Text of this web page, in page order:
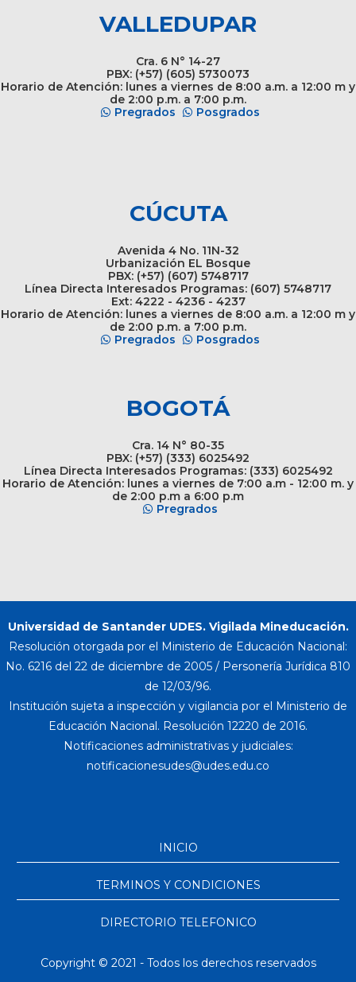
VALLEDUPAR
Cra. 6 N° 14-27
PBX: (+57) (605) 5730073
Horario de Atención: lunes a viernes de 8:00 a.m. a 12:00 m y
de 2:00 p.m. a 7:00 p.m.
Pregrados
Posgrados
CÚCUTA
Avenida 4 No. 11N-32
Urbanización EL Bosque
PBX: (+57) (607) 5748717
Línea Directa Interesados Programas: (607) 5748717
Ext: 4222 - 4236 - 4237
Horario de Atención: lunes a viernes de 8:00 a.m. a 12:00 m y
de 2:00 p.m. a 7:00 p.m.
Pregrados
Posgrados
BOGOTÁ
Cra. 14 N° 80-35
PBX: (+57) (333) 6025492
Línea Directa Interesados Programas: (333) 6025492
Horario de Atención: lunes a viernes de 7:00 a.m - 12:00 m. y
de 2:00 p.m a 6:00 p.m
Pregrados
Universidad de Santander UDES. Vigilada Mineducación.
Resolución otorgada por el Ministerio de Educación Nacional:
No. 6216 del 22 de diciembre de 2005 / Personería Jurídica 810
de 12/03/96.
Institución sujeta a inspección y vigilancia por el Ministerio de
Educación Nacional. Resolución 12220 de 2016.
Notificaciones administrativas y judiciales:
INICIO
TERMINOS Y CONDICIONES
DIRECTORIO TELEFONICO
Copyright © 2021 - Todos los derechos reservados